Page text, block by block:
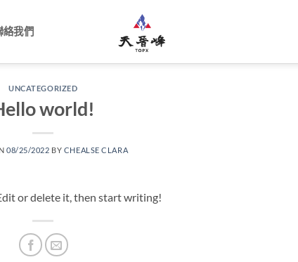
絡我們
UNCATEGORIZED
world!
08/25/2022 BY CHEALSE CLARA
or delete it, then start writing!